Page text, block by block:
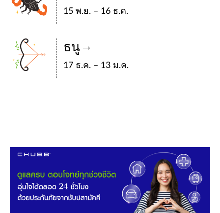
15 พ.ย. – 16 ธ.ค.
ธนู
17 ธ.ค. – 13 ม.ค.